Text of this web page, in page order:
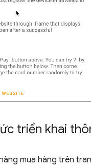
triển khai
mua hàng trên